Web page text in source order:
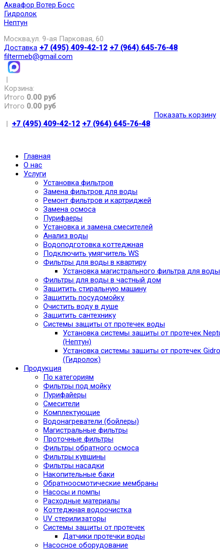
Аквафор Вотер Босс
Гидролок
Нептун
Москва,ул. 9-ая Парковая, 60
Доставка +7 (495) 409-42-12 +7 (964) 645-76-48
filtermeb@gmail.com
|
Корзина:
Итого 0.00 руб
Итого 0.00 руб
Показать корзину
| +7 (495) 409-42-12 +7 (964) 645-76-48
Главная
О нас
Услуги
Установка фильтров
Замена фильтров для воды
Ремонт фильтров и картриджей
Замена осмоса
Пурифаеры
Установка и замена смесителей
Анализ воды
Водоподготовка коттеджная
Подключить умягчитель WS
Фильтры для воды в квартиру
Установка магистрального фильтра для воды
Фильтры для воды в частный дом
Защитить стиральную машину
Защитить посудомойку
Очистить воду в душе
Защитить сантехнику
Системы защиты от протечек воды
Установка системы защиты от протечек
(Нептун)
Установка системы защиты от протечек
(Гидролок)
Продукция
По категориям
Фильтры под мойку
Пурифайеры
Смесители
Комплектующие
Водонагреватели (бойлеры)
Магистральные фильтры
Проточные фильтры
Фильтры обратного осмоса
Фильтры кувшины
Фильтры насадки
Накопительные баки
Обратноосмотические мембраны
Насосы и помпы
Расходные материалы
Коттеджная водоочистка
UV стерилизаторы
Системы защиты от протечек
Датчики протечки воды
Насосное оборудование